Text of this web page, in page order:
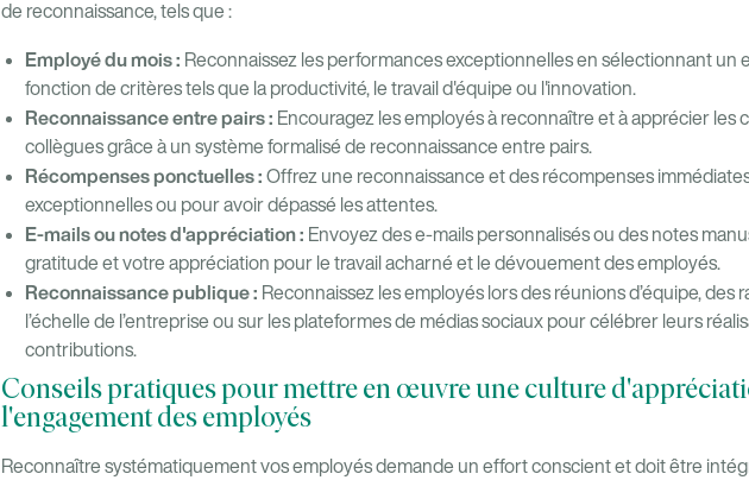
de reconnaissance, tels que :
Employé du mois : Reconnaissez les performances exceptionnelles en sélectionnant un
fonction de critères tels que la productivité, le travail d'équipe ou l'innovation.
Reconnaissance entre pairs : Encouragez les employés à reconnaître et à apprécier les
collègues grâce à un système formalisé de reconnaissance entre pairs.
Récompenses ponctuelles : Offrez une reconnaissance et des récompenses
exceptionnelles ou pour avoir dépassé les attentes.
E-mails ou notes d'appréciation : Envoyez des e-mails personnalisés ou des notes
gratitude et votre appréciation pour le travail acharné et le dévouement des employés.
Reconnaissance publique : Reconnaissez les employés lors des réunions d’équipe, des
l’échelle de l’entreprise ou sur les plateformes de médias sociaux pour célébrer leurs
contributions.
Conseils pratiques pour mettre en œuvre une culture
l'engagement des employés
Reconnaître systématiquement vos employés demande un effort conscient et doit être